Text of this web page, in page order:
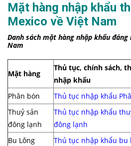
Mặt hàng nhập khẩu
Mexico về Việt Nam
Danh sách mặt hàng nhập khẩu
Nam
Mặt hàng
Thủ tục, chính sách,
nhập khẩu
Phân bón
Thủ tục nhập khẩu
Thuỷ sản
đông lạnh
Thủ tục nhập khẩu
đông lạnh
Bu Lông
Thủ tục nhập khẩu bu